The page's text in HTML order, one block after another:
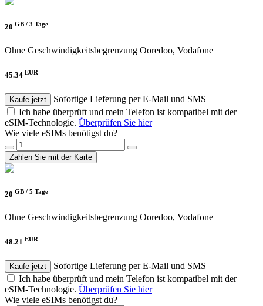
20 GB / 3 Tage
Ohne Geschwindigkeitsbegrenzung Ooredoo, Vodafone
45.34 EUR
Kaufe jetzt
Sofortige Lieferung per E-Mail und SMS
Ich habe überprüft und mein Telefon ist kompatibel mit der
eSIM-Technologie. Überprüfen Sie hier
Wie viele eSIMs benötigst du?
Zahlen Sie mit der Karte
20 GB / 5 Tage
Ohne Geschwindigkeitsbegrenzung Ooredoo, Vodafone
48.21 EUR
Kaufe jetzt
Sofortige Lieferung per E-Mail und SMS
Ich habe überprüft und mein Telefon ist kompatibel mit der
eSIM-Technologie. Überprüfen Sie hier
Wie viele eSIMs benötigst du?